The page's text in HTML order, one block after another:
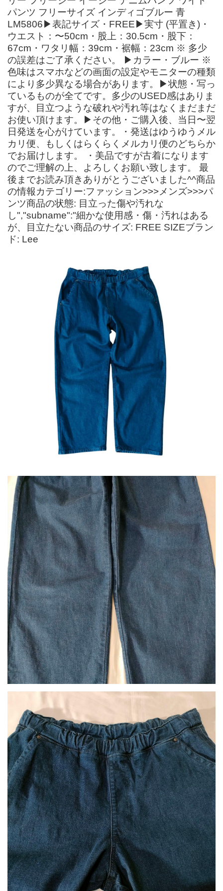
パンツ フリーサイズ インディゴブルー 青
LM5806▶表記サイズ・FREE▶実寸 (平置き)・
ウエスト：〜50cm・股上：30.5cm・股下：
67cm・ワタリ幅：39cm・裾幅：23cm ※ 多少
の誤差はご了承ください。 ▶カラー・ブルー ※
色味はスマホなどの画面の設定やモニターの種類
により多少異なる場合があります。▶状態・写っ
ているものが全てです。多少のUSED感はありま
すが、目立つような破れや汚れ等はなくまだまだ
お使い頂けます。▶その他・ご購入後、当日〜翌
日発送を心がけています。・発送はゆうゆうメル
カリ便、もしくはらくらくメルカリ便のどちらか
でお届けします。 ・美品ですが古着になります
のでご理解の上、よろしくお願い致します。 最
後までお読み頂きありがとうございました^^商品
の情報カテゴリー:ファッション>>>メンズ>>>パ
ンツ商品の状態: 目立った傷や汚れな
し","subname":"細かな使用感・傷・汚れはある
が、目立たない商品のサイズ: FREE SIZEブラン
ド: Lee